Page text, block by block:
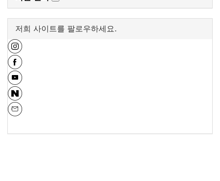
저희 사이트를 팔로우하세요.